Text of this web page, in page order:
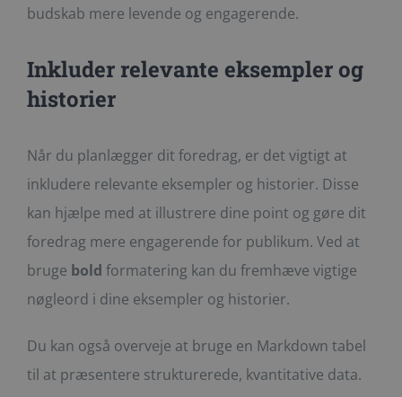
budskab mere levende og engagerende.
Inkluder relevante eksempler og
historier
Når du planlægger dit foredrag, er det vigtigt at
inkludere relevante eksempler og historier. Disse
kan hjælpe med at illustrere dine point og gøre dit
foredrag mere engagerende for publikum. Ved at
bruge bold formatering kan du fremhæve vigtige
nøgleord i dine eksempler og historier.
Du kan også overveje at bruge en Markdown tabel
til at præsentere strukturerede, kvantitative data.